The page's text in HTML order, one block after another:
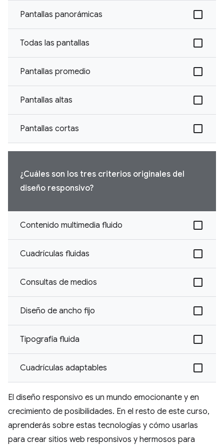
Pantallas panorámicas
Todas las pantallas
Pantallas promedio
Pantallas altas
Pantallas cortas
¿Cuáles son los tres criterios originales del
diseño responsivo?
Contenido multimedia fluido
Cuadrículas fluidas
Consultas de medios
Diseño de ancho fijo
Tipografía fluida
Cuadrículas adaptables
El diseño responsivo es un mundo emocionante y en
crecimiento de posibilidades. En el resto de este curso,
aprenderás sobre estas tecnologías y cómo usarlas
para crear sitios web responsivos y hermosos para